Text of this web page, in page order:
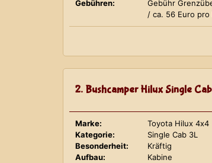
Gebühren:
Gebühr
/ ca. 56 Euro pro
2. Bushcamper Hilux Single
Marke:
Toyota Hilux 4x4
Kategorie:
Single Cab 3L
Besonderheit:
Kräftig
Aufbau:
Kabine